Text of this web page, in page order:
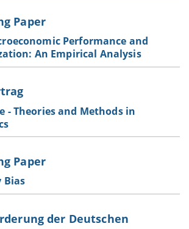
Paper
Performance and
An Empirical Analysis
- Theories and Methods in
Paper
Bias
der Deutschen